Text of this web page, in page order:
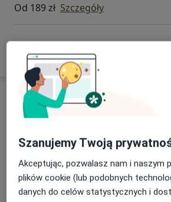
Od 189 zł Szczegóły
W jaki sposób ustalane są ceny?
Adresy (3)
MelissaMed Poradnia
Narutowicza 42, Śródmieście ,
Szanujemy Twoją
Akceptując, pozwalasz nam i naszym
plików cookie (lub podobnych
danych do celów statystycznych i